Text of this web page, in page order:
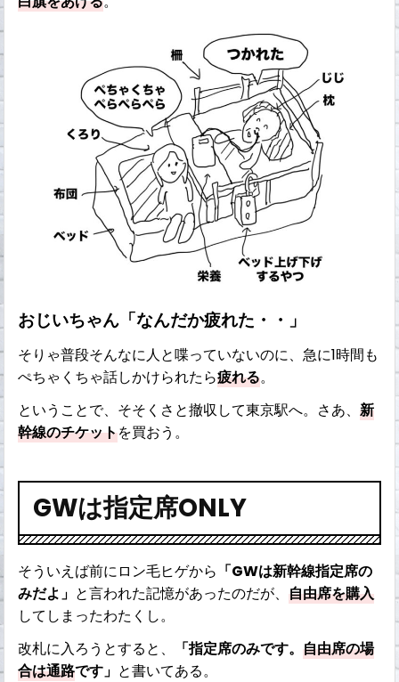
おじいちゃん「なんだか疲れた・・」
そりゃ普段そんなに人と喋っていないのに、急に1時間も
ぺちゃくちゃ話しかけられたら疲れる。
ということで、そそくさと撤収して東京駅へ。さあ、新
幹線のチケットを買おう。
GWは指定席ONLY
そういえば前にロン毛ヒゲから 「GWは新幹線指定席の
みだよ」 と言われた記憶があったのだが、自由席を購入
してしまったわたくし。
改札に入ろうとすると、 「指定席のみです。自由席の場
合は通路です」 と書いてある。